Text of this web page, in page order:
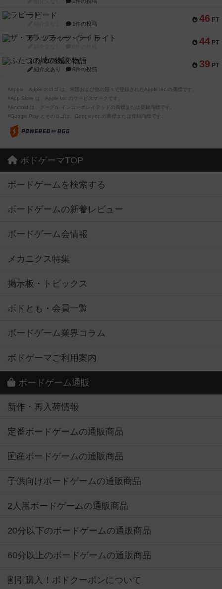
46 PT
ラピード
1件の投稿
44 PT
ザ・フラッフィー・ライト
39 PT
ふたつの城の物語
紹介文あり 6件の投稿
※Apple、Apple のロゴ は、米国および他の国々で登録されたApple Inc.の商標です。
※App Store は、Apple Inc.のサービスマークです。
※Android は、グーグル インコーポレイテッドの商標または登録商標です。
※Google Play とそのロゴは、Google Inc.の商標または登録商標です。
ボドゲーマTOP
ボードゲームを検索する
ボードゲームの新着レビュー
ボードゲーム会情報
メカニクス特集
掲示板・トピックス
ボドとも・会員一覧
ボードゲーム業界コラム
ボドゲーマご利用案内
ボードゲーム通販
新作・再入荷情報
定番ボードゲームの通販商品
国産ボードゲームの通販商品
子供向けボードゲームの通販商品
2人用ボードゲームの通販商品
20分以下のボードゲームの通販商品
60分以上のボードゲームの通販商品
割引購入！ボドクーポンについて